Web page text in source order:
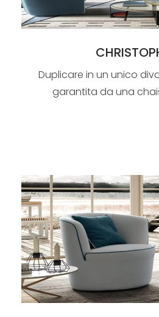
Duplicare in un unico
garantita da una